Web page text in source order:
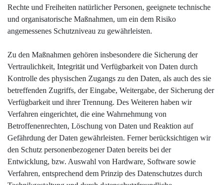
Rechte und Freiheiten natürlicher Personen, geeignete technische
und organisatorische Maßnahmen, um ein dem Risiko
angemessenes Schutzniveau zu gewährleisten.
Zu den Maßnahmen gehören insbesondere die Sicherung der
Vertraulichkeit, Integrität und Verfügbarkeit von Daten durch
Kontrolle des physischen Zugangs zu den Daten, als auch des sie
betreffenden Zugriffs, der Eingabe, Weitergabe, der Sicherung der
Verfügbarkeit und ihrer Trennung. Des Weiteren haben wir
Verfahren eingerichtet, die eine Wahrnehmung von
Betroffenenrechten, Löschung von Daten und Reaktion auf
Gefährdung der Daten gewährleisten. Ferner berücksichtigen wir
den Schutz personenbezogener Daten bereits bei der
Entwicklung, bzw. Auswahl von Hardware, Software sowie
Verfahren, entsprechend dem Prinzip des Datenschutzes durch